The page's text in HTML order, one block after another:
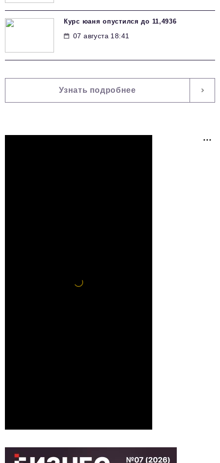
Курс юаня опустился до 11,4936
07 августа 18:41
Узнать подробнее